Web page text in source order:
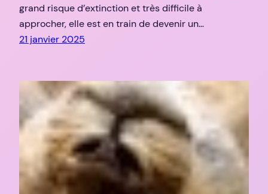
grand risque d’extinction et très difficile à
approcher, elle est en train de devenir un…
21 janvier 2025